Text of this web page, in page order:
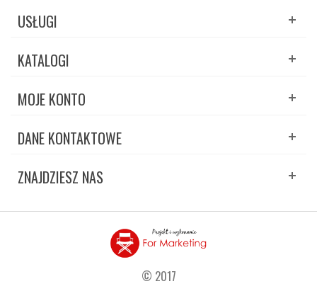
USŁUGI
KATALOGI
MOJE KONTO
DANE KONTAKTOWE
ZNAJDZIESZ NAS
© 2017